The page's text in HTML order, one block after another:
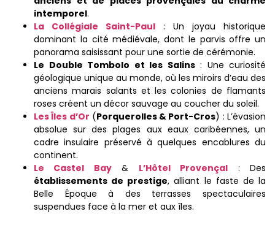
intemporel.
La Collégiale Saint-Paul : Un joyau historique
dominant la cité médiévale, dont le parvis offre un
panorama saisissant pour une sortie de cérémonie.
Le Double Tombolo et les Salins: Une curiosité
géologique unique au monde, où les miroirs d’eau des
anciens marais salants et les colonies de flamants
roses créent un décor sauvage au coucher du soleil.
Les Îles d’Or (Porquerolles & Port-Cros) : L’évasion
absolue sur des plages aux eaux caribéennes, un
cadre insulaire préservé à quelques encablures du
continent.
Le Castel Bay& L’Hôtel Provençal : Des
établissements de prestige, alliant le faste de la
Belle Époque à des terrasses spectaculaires
suspendues face à la mer et aux îles.